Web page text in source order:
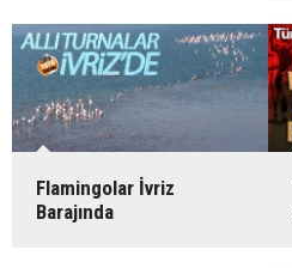
Flamingolar İvriz
Barajında